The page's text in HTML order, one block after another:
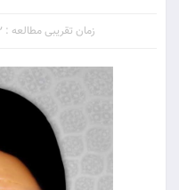
زمان تقریبی مطالعه : 2 دقیقه